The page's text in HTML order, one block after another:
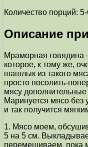
Количество порций:
Описание
Мраморная говядина
которое, к тому же,
шашлык из такого
просто посолить-
мясу
Маринуется мясо
и так получится
1. Мясо моем,
5 на 5 см.
перемешиваем, пока